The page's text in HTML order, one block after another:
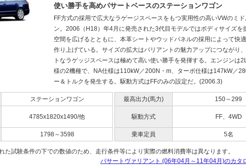
使い勝手を高めパサートベースのステーションワゴン
FF方式の採用で広大なラゲージスペースをもつ実用性の高いVWのミ
ン。2006（H18）年4月に発売された3代目モデルではボディサイズを
空間を広げるとともに、本革シートやウッドパネルの採用によって快
作り上げている。サイズの拡大はバリアントの魅力アップにつながり
トなラゲッジスペースは極めて高い使い勝手を発揮する。エンジンは
様の2機種で、NA仕様は110kW／200N・m、ターボ仕様は147kW／
ー＆トルクを発生する。駆動方式はFFのみの設定だ。(2006.3)
ステーションワゴン 最高出力(馬力)
150～299
4785x1820x1490/他 駆動方式 FF、4WD
1798～3598 乗車定員 5名
た試験条件の下での数値のため、走行条件等により実際の燃料消費率は異なります。
パサートヴァリアント (06年04月～11年04月)のカタ